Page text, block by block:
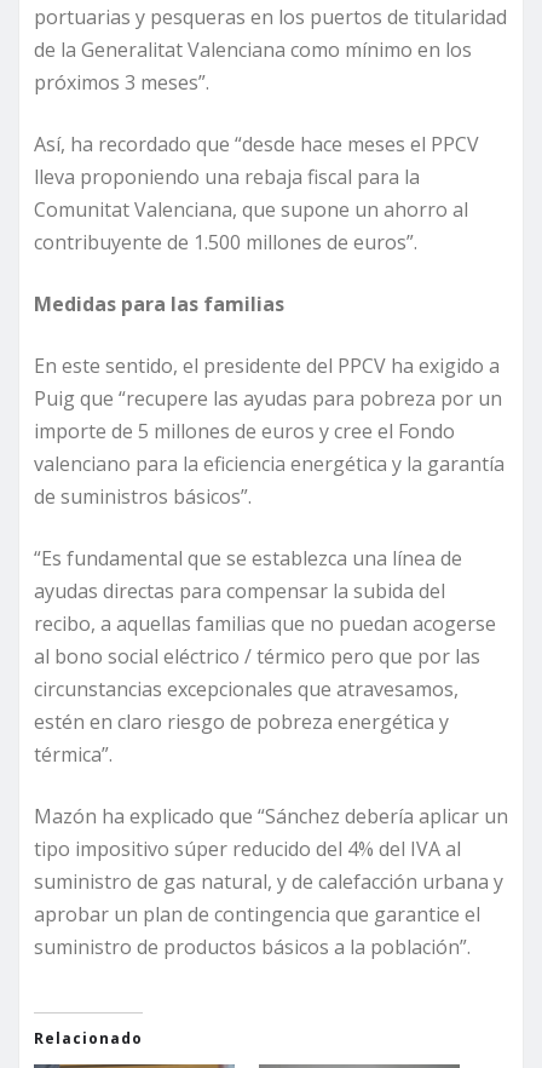
portuarias y pesqueras en los puertos de titularidad
de la Generalitat Valenciana como mínimo en los
próximos 3 meses”.
Así, ha recordado que “desde hace meses el PPCV
lleva proponiendo una rebaja fiscal para la
Comunitat Valenciana, que supone un ahorro al
contribuyente de 1.500 millones de euros”.
Medidas para las familias
En este sentido, el presidente del PPCV ha exigido a
Puig que “recupere las ayudas para pobreza por un
importe de 5 millones de euros y cree el Fondo
valenciano para la eficiencia energética y la garantía
de suministros básicos”.
“Es fundamental que se establezca una línea de
ayudas directas para compensar la subida del
recibo, a aquellas familias que no puedan acogerse
al bono social eléctrico / térmico pero que por las
circunstancias excepcionales que atravesamos,
estén en claro riesgo de pobreza energética y
térmica”.
Mazón ha explicado que “Sánchez debería aplicar un
tipo impositivo súper reducido del 4% del IVA al
suministro de gas natural, y de calefacción urbana y
aprobar un plan de contingencia que garantice el
suministro de productos básicos a la población”.
Relacionado